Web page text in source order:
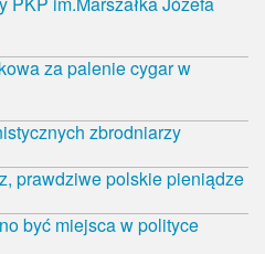
za palenie cygar w
zbrodniarzy
prawdziwe polskie pieniądze
być miejsca w polityce